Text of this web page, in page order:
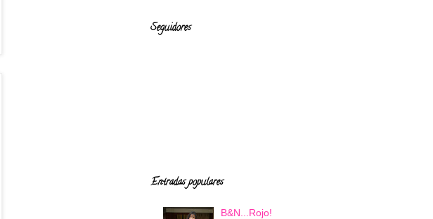
Seguidores
Entradas populares
B&N...Rojo!